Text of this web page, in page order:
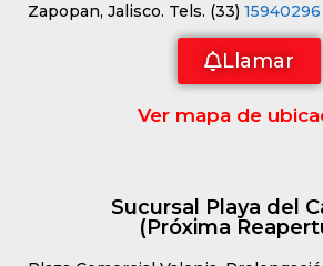
Zapopan, Jalisco. Tels. (33) 15940296
Llamar
Ver mapa de
Sucursal Playa del
(Próxima